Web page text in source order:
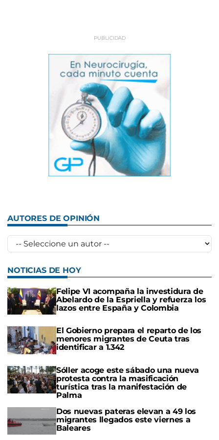
AUTORES DE OPINIÓN
NOTICIAS DE HOY
Felipe VI acompaña la investidura de
Abelardo de la Espriella y refuerza los
lazos entre España y Colombia
El Gobierno prepara el reparto de los
menores migrantes de Ceuta tras
identificar a 1.342
Sóller acoge este sábado una nueva
protesta contra la masificación
turística tras la manifestación de
Palma
Dos nuevas pateras elevan a 49 los
migrantes llegados este viernes a
Baleares